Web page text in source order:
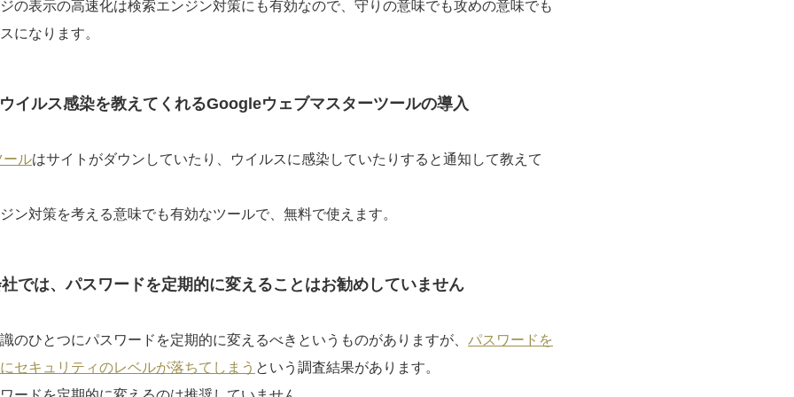
の表示の高速化は検索エンジン対策にも有効なので、守りの意味でも攻めの意味でも
になります。
イルス感染を教えてくれるGoogleウェブマスターツールの導入
ールはサイトがダウンしていたり、ウイルスに感染していたりすると通知して教えて
ン対策を考える意味でも有効なツールで、無料で使えます。
では、パスワードを定期的に変えることはお勧めしていません
のひとつにパスワードを定期的に変えるべきというものがありますが、 パスワードを
セキュリティのレベルが落ちてしまう という調査結果があります。